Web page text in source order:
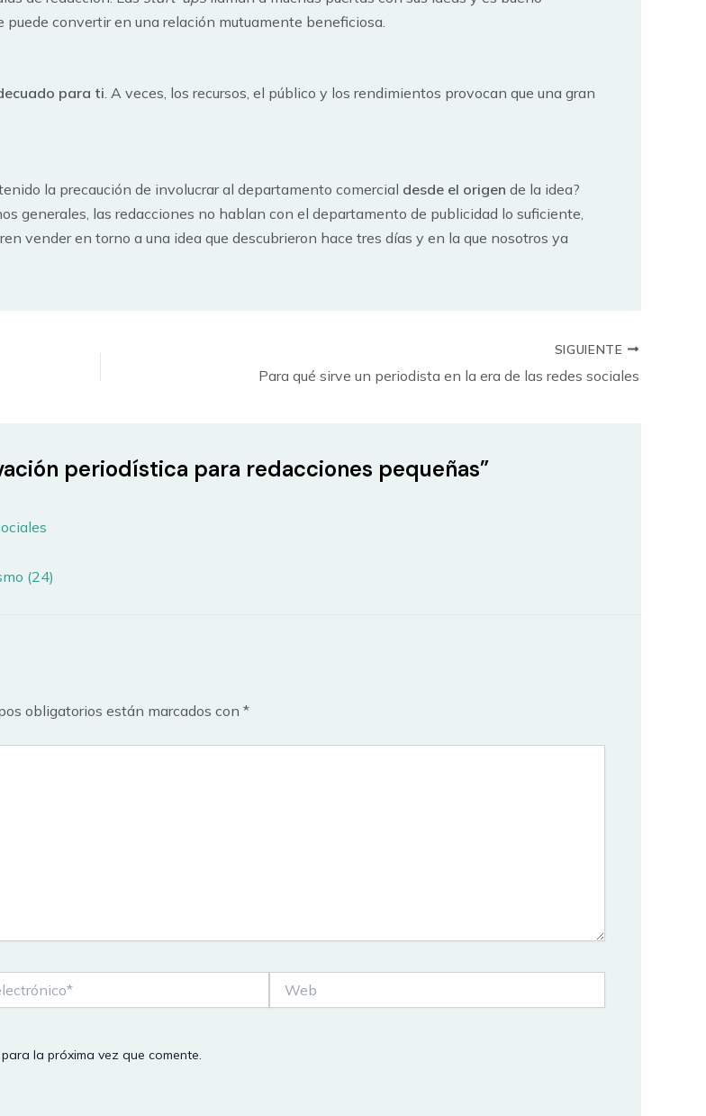
convertir en una relación mutuamente beneficiosa.
para ti. A veces, los recursos, el público y los rendimientos provocan que una gran
la precaución de involucrar al departamento comercial desde el origen de la idea?
generales, las redacciones no hablan con el departamento de publicidad lo suficiente,
vender en torno a una idea que descubrieron hace tres días y en la que nosotros ya
SIGUIENTE
Para qué sirve un periodista en la era de las redes sociales
periodística para redacciones pequeñas”
(24)
obligatorios están marcados con *
la próxima vez que comente.